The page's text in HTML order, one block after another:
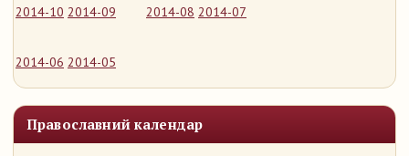
2014-10 2014-09 2014-08 2014-07
2014-06 2014-05
Православний календар